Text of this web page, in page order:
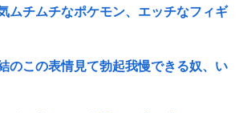
ムチムチなポケモン、エッチなフィギ
のこの表情見て勃起我慢できる奴、い